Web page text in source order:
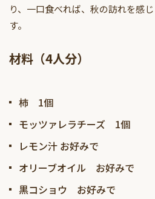
り、一口食べれば、秋の訪れを感
す。
材料（4人分）
柿 1個
モッツァレラチーズ 1個
レモン汁 お好みで
オリーブオイル お好みで
黒コショウ お好みで